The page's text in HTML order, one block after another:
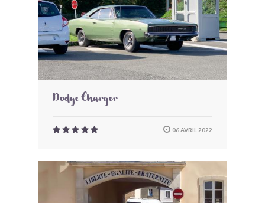
Dodge Charger
06 AVRIL 2022